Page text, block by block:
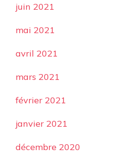
juin 2021
mai 2021
avril 2021
mars 2021
février 2021
janvier 2021
décembre 2020